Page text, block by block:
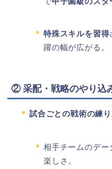
特殊スキルを習得
躍の幅が広がる。
② 采配・戦略のやり込
試合ごとの戦術の練
相手チームのデー
楽しさ。